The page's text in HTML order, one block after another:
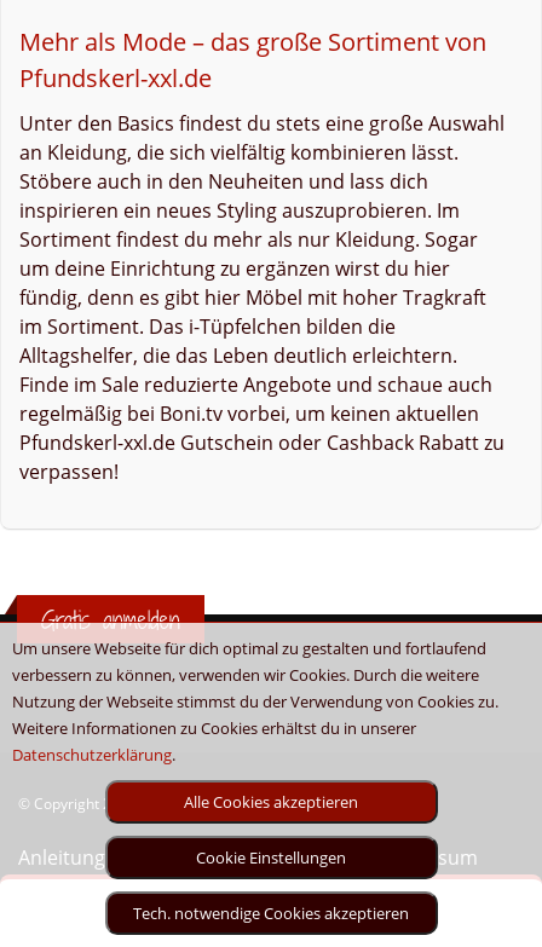
Um unsere Webseite für dich optimal zu gestalten und fortlaufend
verbessern zu können, verwenden wir Cookies. Durch die weitere
Nutzung der Webseite stimmst du der Verwendung von Cookies zu.
Weitere Informationen zu Cookies erhältst du in unserer
Datenschutzerklärung.
Alle Cookies akzeptieren
Cookie Einstellungen
Tech. notwendige Cookies akzeptieren
Mehr als Mode – das große Sortiment von
Pfundskerl-xxl.de
Unter den Basics findest du stets eine große Auswahl
an Kleidung, die sich vielfältig kombinieren lässt.
Stöbere auch in den Neuheiten und lass dich
inspirieren ein neues Styling auszuprobieren. Im
Sortiment findest du mehr als nur Kleidung. Sogar
um deine Einrichtung zu ergänzen wirst du hier
fündig, denn es gibt hier Möbel mit hoher Tragkraft
im Sortiment. Das i-Tüpfelchen bilden die
Alltagshelfer, die das Leben deutlich erleichtern.
Finde im Sale reduzierte Angebote und schaue auch
regelmäßig bei Boni.tv vorbei, um keinen aktuellen
Pfundskerl-xxl.de Gutschein oder Cashback Rabatt zu
verpassen!
Gratis anmelden
© Copyright 2026 - Boni.tv / Cashback & Gutscheine
Anleitung Sitemap Kontakt Unser Impressum